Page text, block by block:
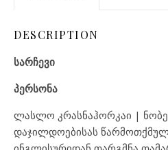
DESCRIPTION
სარჩევი
პერსონა
ლასლო კრასნაჰორკაი |
დაჯილდოებისას